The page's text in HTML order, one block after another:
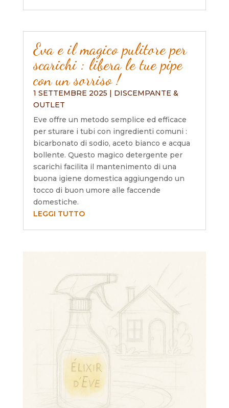
Eva e il magico pulitore per
scarichi : libera le tue pipe
con un sorriso !
1 SETTEMBRE 2025
DISCEMPANTE &
OUTLET
Eve offre un metodo semplice ed efficace
per sturare i tubi con ingredienti comuni :
bicarbonato di sodio, aceto bianco e acqua
bollente. Questo magico detergente per
scarichi facilita il mantenimento di una
buona igiene domestica aggiungendo un
tocco di buon umore alle faccende
domestiche.
LEGGI TUTTO